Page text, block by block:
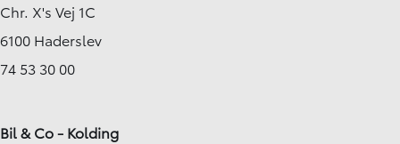
Chr. X's Vej 1C
6100 Haderslev
74 53 30 00
Bil & Co - Kolding